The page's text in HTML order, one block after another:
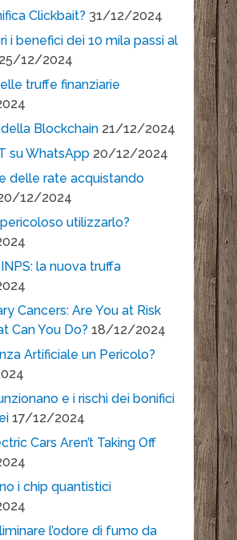
Clickbait? 31/12/2024
i benefici dei 10 mila passi al
25/12/2024
truffe finanziarie
Blockchain 21/12/2024
su WhatsApp 20/12/2024
delle rate acquistando
12/2024
utilizzarlo?
la nuova truffa
Cancers: Are You at Risk
Can You Do? 18/12/2024
Artificiale un Pericolo?
e i rischi dei bonifici
17/12/2024
Cars Aren’t Taking Off
i chip quantistici
l’odore di fumo da